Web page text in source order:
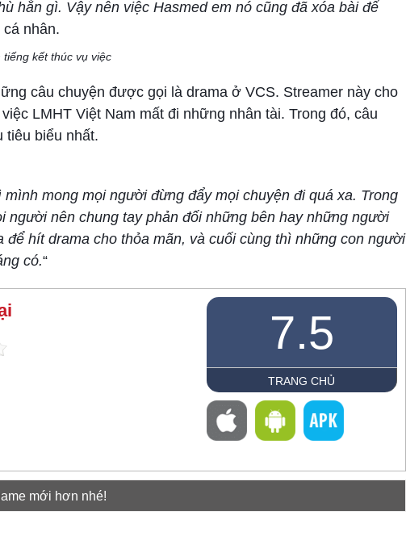
hằn gì. Vậy nên việc Hasmed em nó cũng đã xóa bài để
cá nhân.
tiếng kết thúc vụ việc
câu chuyện được gọi là drama ở VCS. Streamer này cho
LMHT Việt Nam mất đi những nhân tài. Trong đó, câu
tiêu biểu nhất.
mong mọi người đừng đẩy mọi chuyện đi quá xa. Trong
nên chung tay phản đối những bên hay những người
hít drama cho thỏa mãn, và cuối cùng thì những con người
có.“
7.5
TRANG CHỦ
mới hơn nhé!